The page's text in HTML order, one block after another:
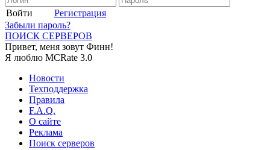
Войти
Регистрация
Забыли пароль?
ПОИСК СЕРВЕРОВ
Привет, меня зовут Финн!
Я люблю MCRate 3.0
Новости
Техподдержка
Правила
F.A.Q.
О сайте
Реклама
Поиск серверов